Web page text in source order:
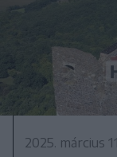
2025. március